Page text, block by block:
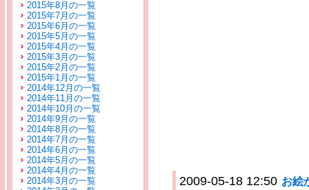
2015年8月の一覧
2015年7月の一覧
2015年6月の一覧
2015年5月の一覧
2015年4月の一覧
2015年3月の一覧
2015年2月の一覧
2015年1月の一覧
2014年12月の一覧
2014年11月の一覧
2014年10月の一覧
2014年9月の一覧
2014年8月の一覧
2014年7月の一覧
2014年6月の一覧
2014年5月の一覧
2014年4月の一覧
2014年3月の一覧
2009-05-18 12:50 お絵